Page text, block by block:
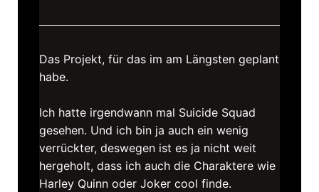
Das Projekt, für das im am Längsten geplant
habe.
Ich hatte irgendwann mal Suicide Squad
gesehen. Und ich bin ja auch ein wenig
verrückter, deswegen ist es ja nicht weit
hergeholt, dass ich auch die Charaktere wie
Harley Quinn oder Joker cool finde.